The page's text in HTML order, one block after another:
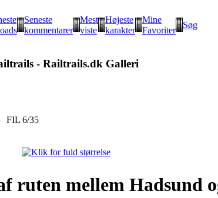
Seneste
kommentarer
Mest
viste
Højeste
karakter
Mine
Favoriter
Søg
- Railtrails.dk Galleri
FIL 6/35
ruten mellem Hadsund